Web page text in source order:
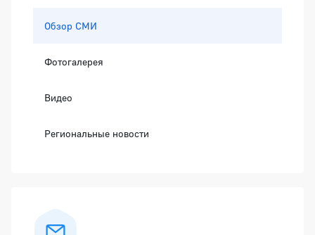
Обзор СМИ
Фотогалерея
Видео
Региональные новости